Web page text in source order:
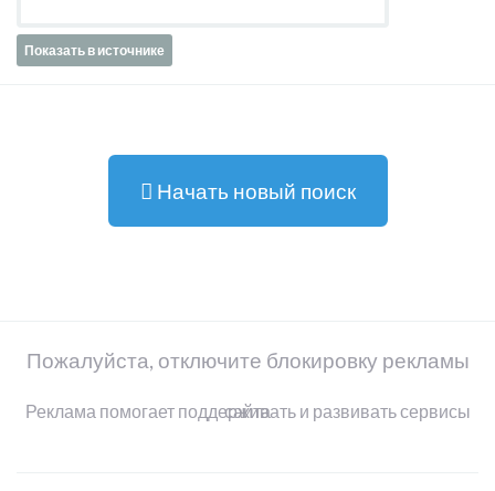
Показать в источнике
Начать новый поиск
Пожалуйста, отключите блокировку рекламы
Реклама помогает поддерживать и развивать сервисы сайта